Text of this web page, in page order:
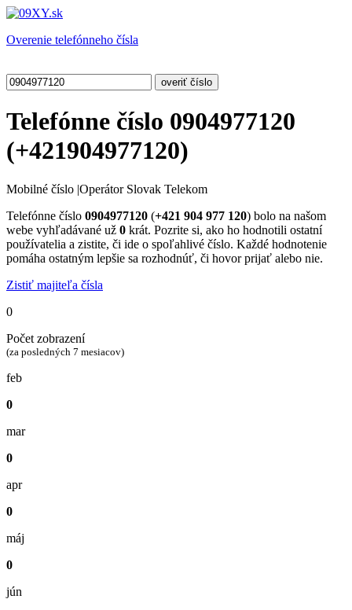
Overenie telefónneho čísla
Telefónne číslo 0904977120
(+421904977120)
Mobilné číslo |Operátor Slovak Telekom
Telefónne číslo 0904977120 (+421 904 977 120) bolo na našom
webe vyhľadávané už 0 krát. Pozrite si, ako ho hodnotili ostatní
používatelia a zistite, či ide o spoľahlivé číslo. Každé hodnotenie
pomáha ostatným lepšie sa rozhodnúť, či hovor prijať alebo nie.
Zistiť majiteľa čísla
0
Počet zobrazení
(za posledných 7 mesiacov)
feb
0
mar
0
apr
0
máj
0
jún